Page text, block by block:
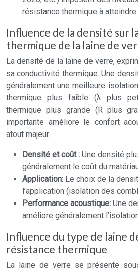
résistance thermique à atteindre.
Influence de la densité sur
thermique de la laine de
La densité de la laine de verre,
sa conductivité thermique. Une
généralement une meilleure
thermique plus faible (λ plus
thermique plus grande (R plus
importante améliore le confort
atout majeur.
Densité et coût : Une densité
généralement le coût du
Application: Le choix de la
l’application (isolation des
Performance acoustique: Une
améliore généralement
Influence du type de laine
résistance thermique
La laine de verre se présente